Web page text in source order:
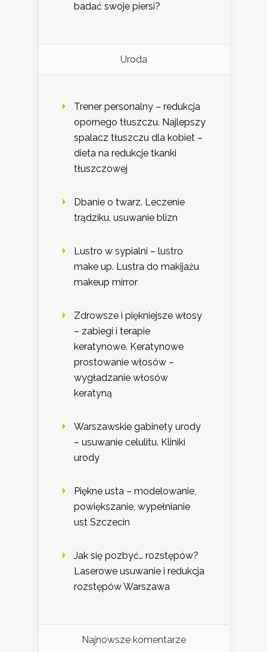
badać swoje piersi?
Uroda
Trener personalny – redukcja
opornego tłuszczu. Najlepszy
spalacz tłuszczu dla kobiet –
dieta na redukcje tkanki
tłuszczowej
Dbanie o twarz. Leczenie
trądziku, usuwanie blizn
Lustro w sypialni – lustro
make up. Lustra do makijażu
makeup mirror
Zdrowsze i piękniejsze włosy
– zabiegi i terapie
keratynowe. Keratynowe
prostowanie włosów –
wygładzanie włosów
keratyną
Warszawskie gabinety urody
– usuwanie celulitu. Kliniki
urody
Piękne usta – modelowanie,
powiększanie, wypełnianie
ust Szczecin
Jak się pozbyć… rozstępów?
Laserowe usuwanie i redukcja
rozstępów Warszawa
Najnowsze komentarze